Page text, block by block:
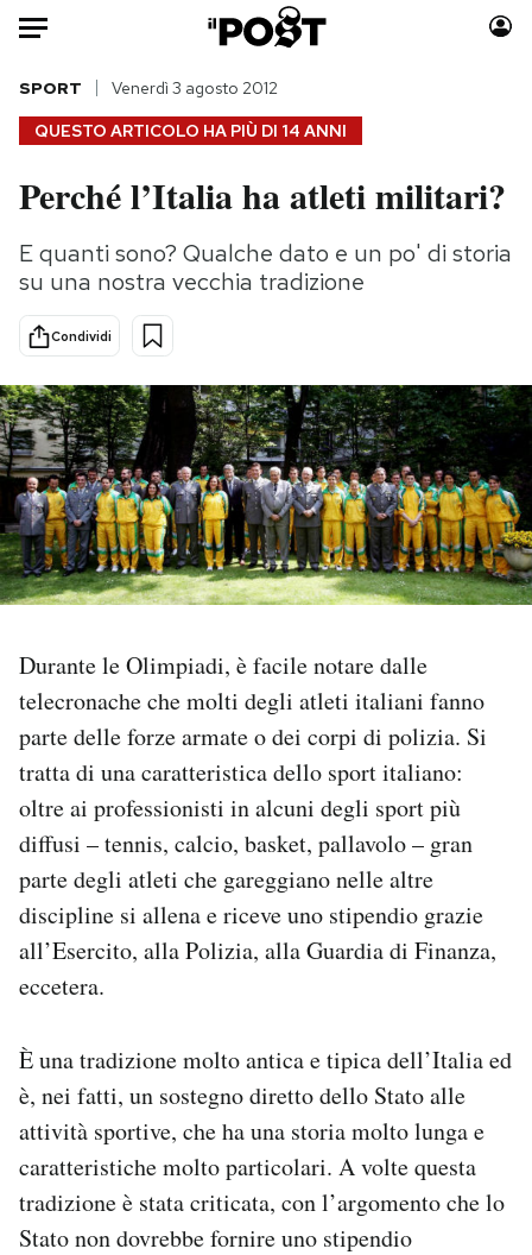
Auto
HOME
Italia
Politica
Internet
Cultura
Economia
Sport
Moda
Consumismi
Europa
Altrecose
Mondiali calcio 2026
PODCAST
NEWSLETTER
I MIEI PREFERITI
SHOP
CALENDARIO
AREA PERSONALE
Newsletter
Notifiche mobile
Regala il Post
Hai bisogno di aiuto?
Esci
QUESTO ARTICOLO HA PIÙ DI 14 ANNI
SPORT Venerdì 3 agosto 2012
Perché l’Italia ha atleti militari?
E quanti sono? Qualche dato e un po' di storia
su una nostra vecchia tradizione
Condividi
Durante le Olimpiadi, è facile notare dalle
telecronache che molti degli atleti italiani fanno
parte delle forze armate o dei corpi di polizia. Si
tratta di una caratteristica dello sport italiano:
oltre ai professionisti in alcuni degli sport più
diffusi – tennis, calcio, basket, pallavolo – gran
parte degli atleti che gareggiano nelle altre
discipline si allena e riceve uno stipendio grazie
all’Esercito, alla Polizia, alla Guardia di Finanza,
eccetera.
È una tradizione molto antica e tipica dell’Italia ed
è, nei fatti, un sostegno diretto dello Stato alle
attività sportive, che ha una storia molto lunga e
caratteristiche molto particolari. A volte questa
tradizione è stata criticata, con l’argomento che lo
Stato non dovrebbe fornire uno stipendio